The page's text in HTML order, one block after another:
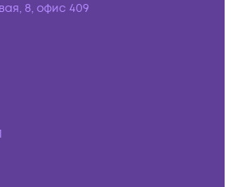
8, офис 409